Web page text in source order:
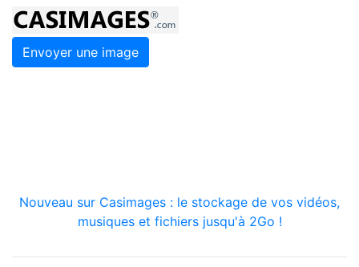
Envoyer une image
Nouveau sur Casimages : le stockage de vos vidéos,
musiques et fichiers jusqu'à 2Go !